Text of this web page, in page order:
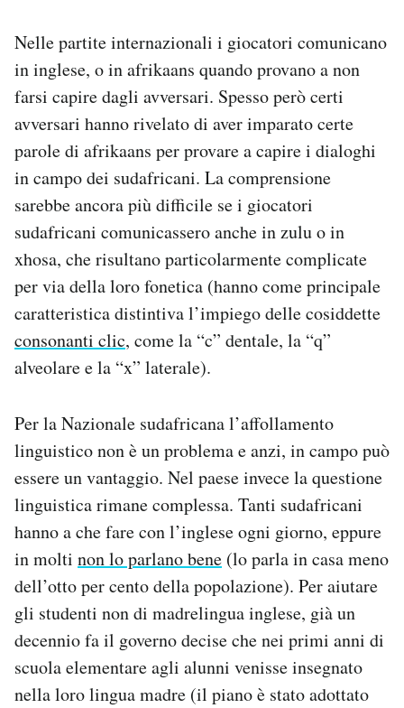
Nelle partite internazionali i giocatori comunicano
in inglese, o in afrikaans quando provano a non
farsi capire dagli avversari. Spesso però certi
avversari hanno rivelato di aver imparato certe
parole di afrikaans per provare a capire i dialoghi
in campo dei sudafricani. La comprensione
sarebbe ancora più difficile se i giocatori
sudafricani comunicassero anche in zulu o in
xhosa, che risultano particolarmente complicate
per via della loro fonetica (hanno come principale
caratteristica distintiva l’impiego delle cosiddette
consonanti clic, come la “c” dentale, la “q”
alveolare e la “x” laterale).
Per la Nazionale sudafricana l’affollamento
linguistico non è un problema e anzi, in campo può
essere un vantaggio. Nel paese invece la questione
linguistica rimane complessa. Tanti sudafricani
hanno a che fare con l’inglese ogni giorno, eppure
in molti non lo parlano bene (lo parla in casa meno
dell’otto per cento della popolazione). Per aiutare
gli studenti non di madrelingua inglese, già un
decennio fa il governo decise che nei primi anni di
scuola elementare agli alunni venisse insegnato
nella loro lingua madre (il piano è stato adottato